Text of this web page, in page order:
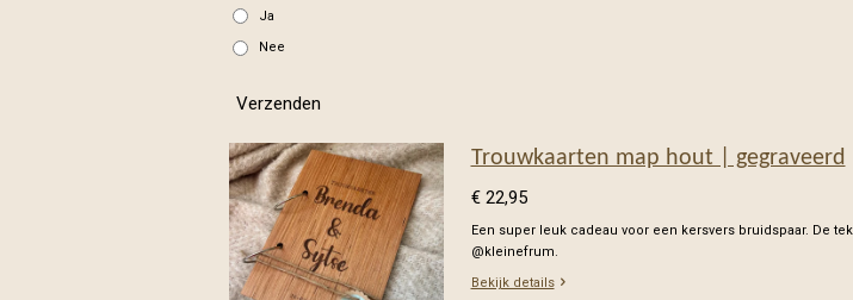
Ja
Nee
Verzenden
Trouwkaarten map hout | gegraveerd
€ 22,95
Een super leuk cadeau voor een kersvers bruidspaar. De
@kleinefrum.
Bekijk details